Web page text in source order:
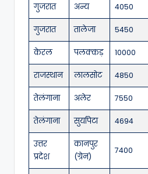
गुजरात अन्य 4050
गुजरात तालेजा 5450
केरल पलक्कड़ 10000
राजस्थान लालसोट 4850
तेलंगाना अलेर 7550
तेलंगाना सुर्यापेटा 4694
उत्तर
प्रदेश
कानपुर
(ग्रेन)
7400